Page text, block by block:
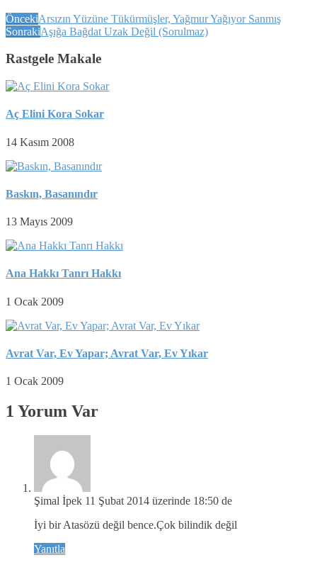
ÖncekiArsızın Yüzüne Tükürmüşler, Yağmur Yağıyor Sanmış
SonrakiAşığa Bağdat Uzak Değil (Sorulmaz)
Rastgele Makale
Aç Elini Kora Sokar
14 Kasım 2008
Baskın, Basanındır
13 Mayıs 2009
Ana Hakkı Tanrı Hakkı
1 Ocak 2009
Avrat Var, Ev Yapar; Avrat Var, Ev Yıkar
1 Ocak 2009
1 Yorum Var
Şimal İpek 11 Şubat 2014 üzerinde 18:50 de
İyi bir Atasözü değil bence.Çok bilindik değil
Yanıtla